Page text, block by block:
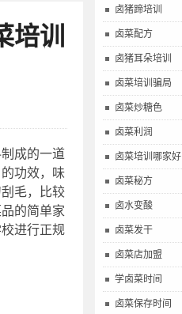
卤猪蹄培训
卤菜配方
卤猪耳朵培训
卤菜培训骗局
卤菜炒糖色
卤菜利润
卤菜培训哪家好
卤菜秘方
卤水变酸
卤菜发干
卤菜店加盟
学卤菜时间
卤菜保存时间
培训
成的一道
功效，味
毛，比较
的简单家
进行正规